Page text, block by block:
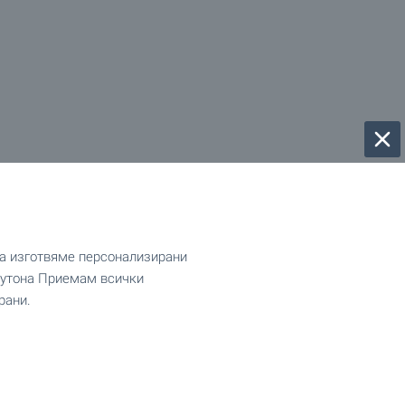
изготвяме персонализирани
Приемам всички